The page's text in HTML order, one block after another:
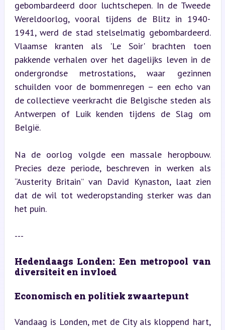
gebombardeerd door luchtschepen. In de Tweede
Wereldoorlog, vooral tijdens de Blitz in 1940-
1941, werd de stad stelselmatig gebombardeerd.
Vlaamse kranten als 'Le Soir' brachten toen
pakkende verhalen over het dagelijks leven in de
ondergrondse metrostations, waar gezinnen
schuilden voor de bommenregen – een echo van
de collectieve veerkracht die Belgische steden als
Antwerpen of Luik kenden tijdens de Slag om
België.
Na de oorlog volgde een massale heropbouw.
Precies deze periode, beschreven in werken als
“Austerity Britain” van David Kynaston, laat zien
dat de wil tot wederopstanding sterker was dan
het puin.
---
Hedendaags Londen: Een metropool van
diversiteit en invloed
Economisch en politiek zwaartepunt
Vandaag is Londen, met de City als kloppend hart,